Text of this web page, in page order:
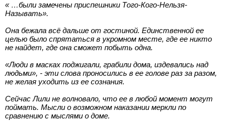
« …были замечены приспешники Того-Кого-Нельзя-
Называть».
Она бежала всё дальше от гостиной. Единственной ее
целью было спрятаться в укромном месте, где ее никто
не найдет, где она сможет побыть одна.
«Люди в масках поджигали, грабили дома, издевались над
людьми», - эти слова проносились в ее голове раз за разом,
не желая уходить из ее сознания.
Сейчас Лили не волновало, что ее в любой момент могут
поймать. Мысли о возможном наказании меркли по
сравнению с мыслями о доме.